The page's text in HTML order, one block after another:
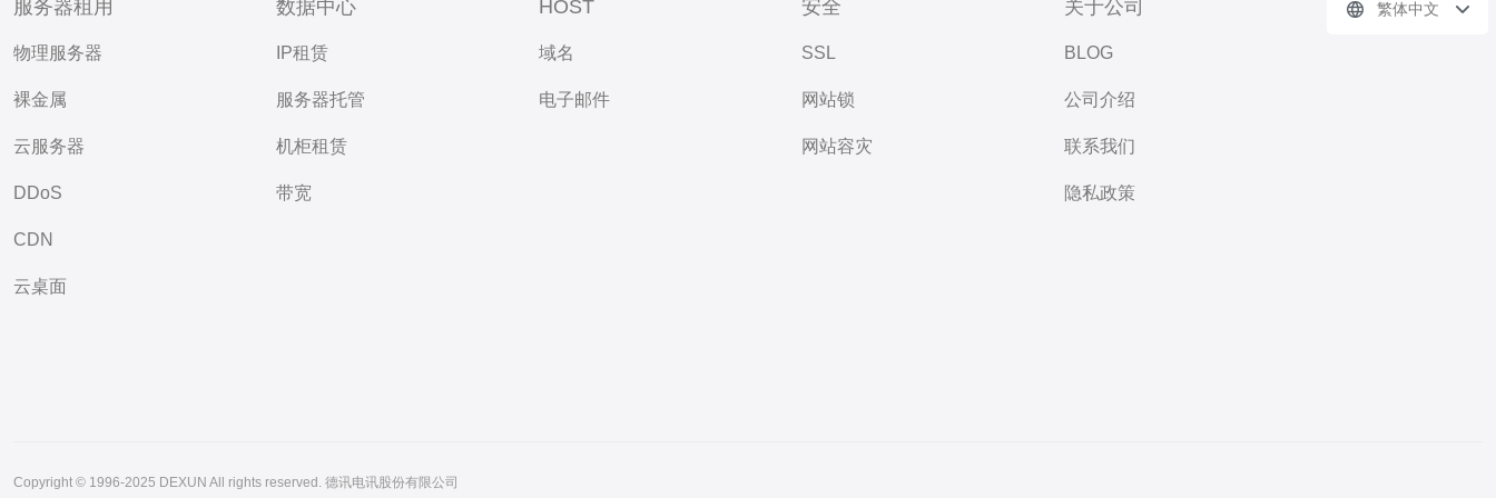
服务器租用
物理服务器
裸金属
云服务器
DDoS
CDN
云桌面
数据中心
IP租赁
服务器托管
机柜租赁
带宽
HOST
域名
电子邮件
安全
SSL
网站锁
网站容灾
关于公司
BLOG
公司介绍
联系我们
隐私政策
繁体中文
Copyright © 1996-2025 DEXUN All rights reserved. 德讯电讯股份有限公司